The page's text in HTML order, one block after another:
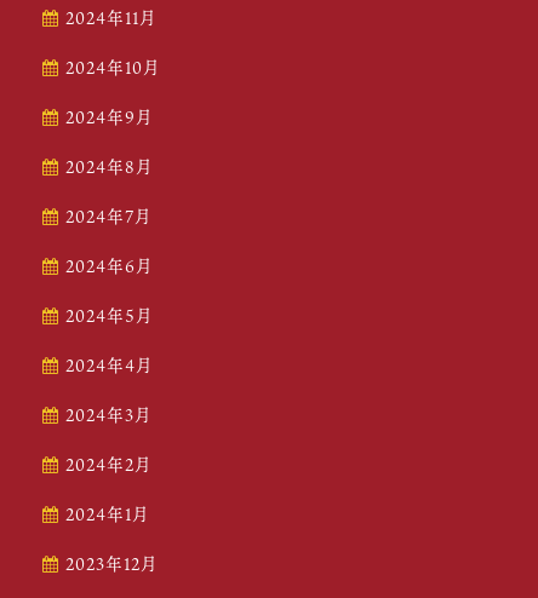
2024年11月
2024年10月
2024年9月
2024年8月
2024年7月
2024年6月
2024年5月
2024年4月
2024年3月
2024年2月
2024年1月
2023年12月